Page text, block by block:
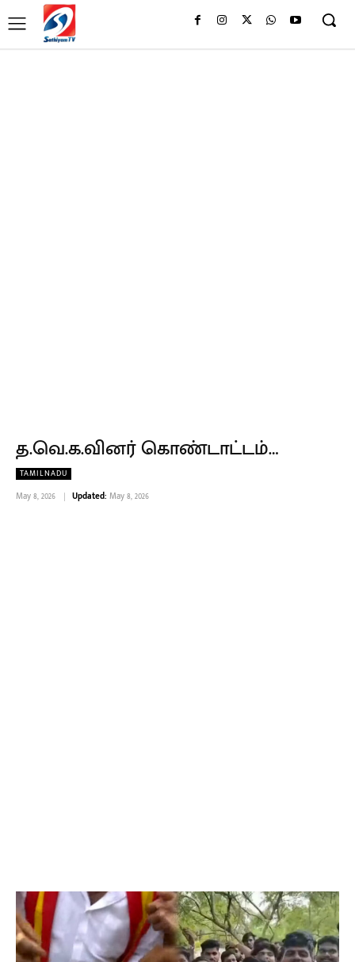
த.வெ.க.வினர் கொண்டாட்டம்…
TAMILNADU
May 8, 2026 Updated: May 8, 2026